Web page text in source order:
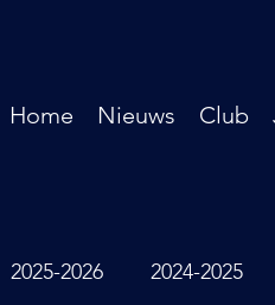
Home Nieuws Club
2025-2026 2024-2025